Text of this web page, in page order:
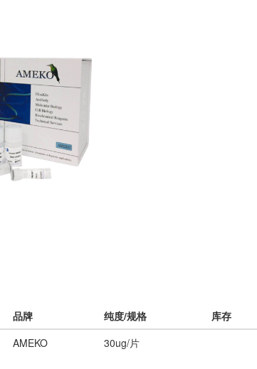
品牌 纯度/规格 库存
AMEKO 30ug/片